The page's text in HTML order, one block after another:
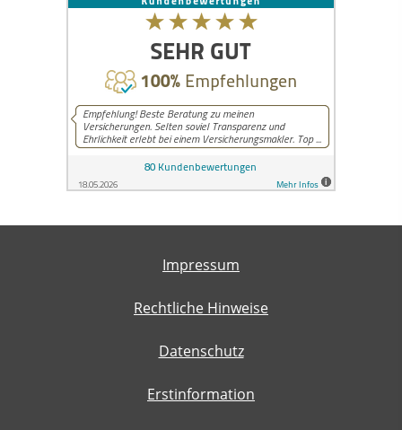
Impressum
Rechtliche Hinweise
Datenschutz
Erstinformation